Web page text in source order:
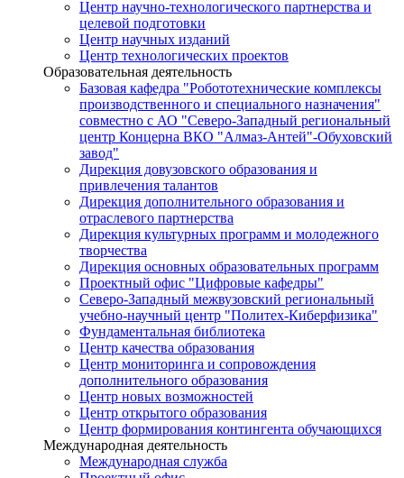
Центр научно-технологического партнерства и
целевой подготовки
Центр научных изданий
Центр технологических проектов
Образовательная деятельность
Базовая кафедра "Робототехнические комплексы
производственного и специального назначения"
совместно с АО "Северо-Западный региональный
центр Концерна ВКО "Алмаз-Антей"-Обуховский
завод"
Дирекция довузовского образования и
привлечения талантов
Дирекция дополнительного образования и
отраслевого партнерства
Дирекция культурных программ и молодежного
творчества
Дирекция основных образовательных программ
Проектный офис "Цифровые кафедры"
Северо-Западный межвузовский региональный
учебно-научный центр "Политех-Киберфизика"
Фундаментальная библиотека
Центр качества образования
Центр мониторинга и сопровождения
дополнительного образования
Центр новых возможностей
Центр открытого образования
Центр формирования контингента обучающихся
Международная деятельность
Международная служба